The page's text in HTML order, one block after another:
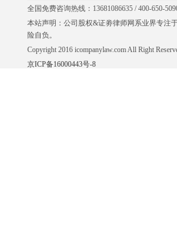
全国免费咨询热线：13681086635 / 400-650-
本站声明：公司股权&证劵律师网系业界专注
险自负。
Copyright 2016 icompanylaw.com All Right
京ICP备16000443号-8